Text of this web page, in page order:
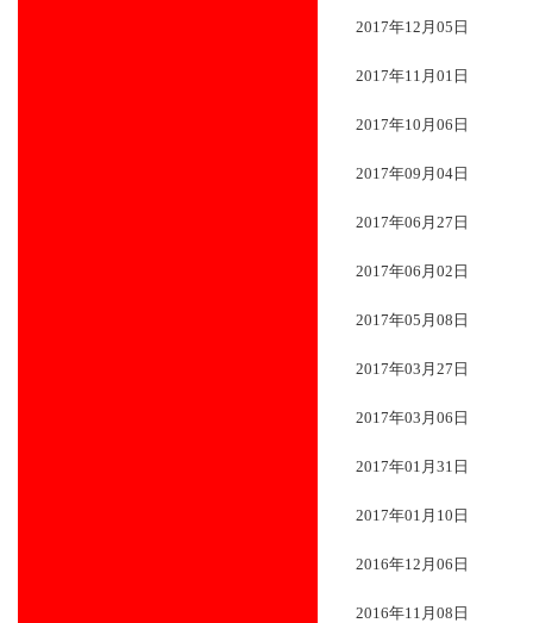
2017年12月05日
2017年11月01日
2017年10月06日
2017年09月04日
2017年06月27日
2017年06月02日
2017年05月08日
2017年03月27日
2017年03月06日
2017年01月31日
2017年01月10日
2016年12月06日
2016年11月08日